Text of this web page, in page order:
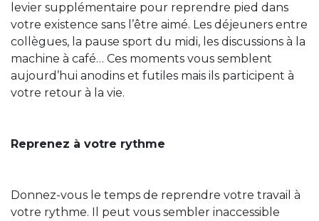
levier supplémentaire pour reprendre pied dans
votre existence sans l’être aimé. Les déjeuners entre
collègues, la pause sport du midi, les discussions à la
machine à café… Ces moments vous semblent
aujourd’hui anodins et futiles mais ils participent à
votre retour à la vie.
Reprenez à votre rythme
Donnez-vous le temps de reprendre votre travail à
votre rythme. Il peut vous sembler inaccessible